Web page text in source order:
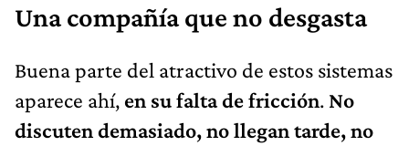
Una compañía que no desgasta
Buena parte del atractivo de estos sistemas
aparece ahí, en su falta de fricción. No
discuten demasiado, no llegan tarde, no